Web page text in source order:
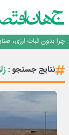
روزنامه ۱۷ مرداد
چرا بدون ثبات ارزی،
۲ درصد از مشترکان ۱۰ درصد برق خانگی را مصرف می‌کنند!
روزنامه ۱۷ مردادنتایج جستجو :